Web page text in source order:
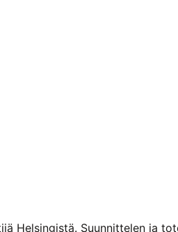
Helsingistä. Suunnittelen ja